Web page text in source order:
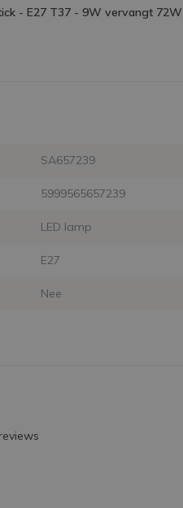
- E27 T37 - 9W vervangt
SA657239
5999565657239
LED lamp
E27
Nee